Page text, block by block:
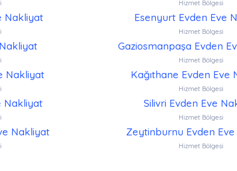
Nakliyat
Nakliyat
Nakliyat
Nakliyat
Hizmet Bölgesi
Esenyurt Evden Eve
Hizmet Bölgesi
Gaziosmanpaşa Evden
Hizmet Bölgesi
Kağıthane Evden Eve
Hizmet Bölgesi
Silivri Evden Eve
Hizmet Bölgesi
Zeytinburnu Evden
Hizmet Bölgesi